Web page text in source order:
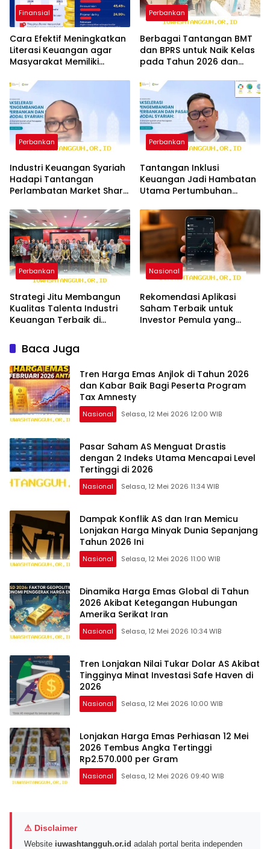
Finansial
Cara Efektif Meningkatkan
Literasi Keuangan agar
Masyarakat Memiliki
Perbankan
Berbagai Tantangan BMT
dan BPRS untuk Naik Kelas
pada Tahun 2026 dan
Perbankan
Industri Keuangan Syariah
Hadapi Tantangan
Perlambatan Market Share
Perbankan
Tantangan Inklusi
Keuangan Jadi Hambatan
Utama Pertumbuhan
2026
Perbankan
Strategi Jitu Membangun
Kualitas Talenta Industri
Keuangan Terbaik di
Nasional
Rekomendasi Aplikasi
Saham Terbaik untuk
Investor Pemula yang
Baca Juga
Tren Harga Emas Anjlok di Tahun 2026
dan Kabar Baik Bagi Peserta Program
Tax Amnesty
Nasional Selasa, 12 Mei 2026 12:00 WIB
Pasar Saham AS Menguat Drastis
dengan 2 Indeks Utama Mencapai Level
Tertinggi di 2026
Nasional Selasa, 12 Mei 2026 11:34 WIB
Dampak Konflik AS dan Iran Memicu
Lonjakan Harga Minyak Dunia Sepanjang
Tahun 2026 Ini
Nasional Selasa, 12 Mei 2026 11:00 WIB
Dinamika Harga Emas Global di Tahun
2026 Akibat Ketegangan Hubungan
Amerika Serikat Iran
Nasional Selasa, 12 Mei 2026 10:34 WIB
Tren Lonjakan Nilai Tukar Dolar AS Akibat
Tingginya Minat Investasi Safe Haven di
2026
Nasional Selasa, 12 Mei 2026 10:00 WIB
Lonjakan Harga Emas Perhiasan 12 Mei
2026 Tembus Angka Tertinggi
Rp2.570.000 per Gram
Nasional Selasa, 12 Mei 2026 09:40 WIB
⚠ Disclaimer
Website iuwashtangguh.or.id adalah portal berita independen